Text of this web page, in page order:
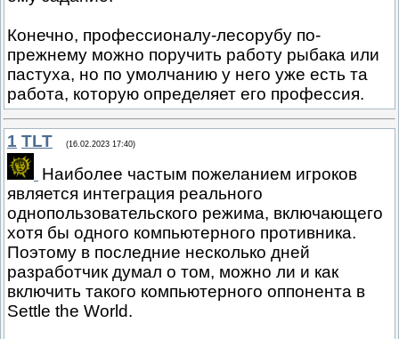
Конечно, профессионалу-лесорубу по-
прежнему можно поручить работу рыбака или
пастуха, но по умолчанию у него уже есть та
работа, которую определяет его профессия.
1 TLT (16.02.2023 17:40)
Наиболее частым пожеланием игроков
является интеграция реального
однопользовательского режима, включающего
хотя бы одного компьютерного противника.
Поэтому в последние несколько дней
разработчик думал о том, можно ли и как
включить такого компьютерного оппонента в
Settle the World.